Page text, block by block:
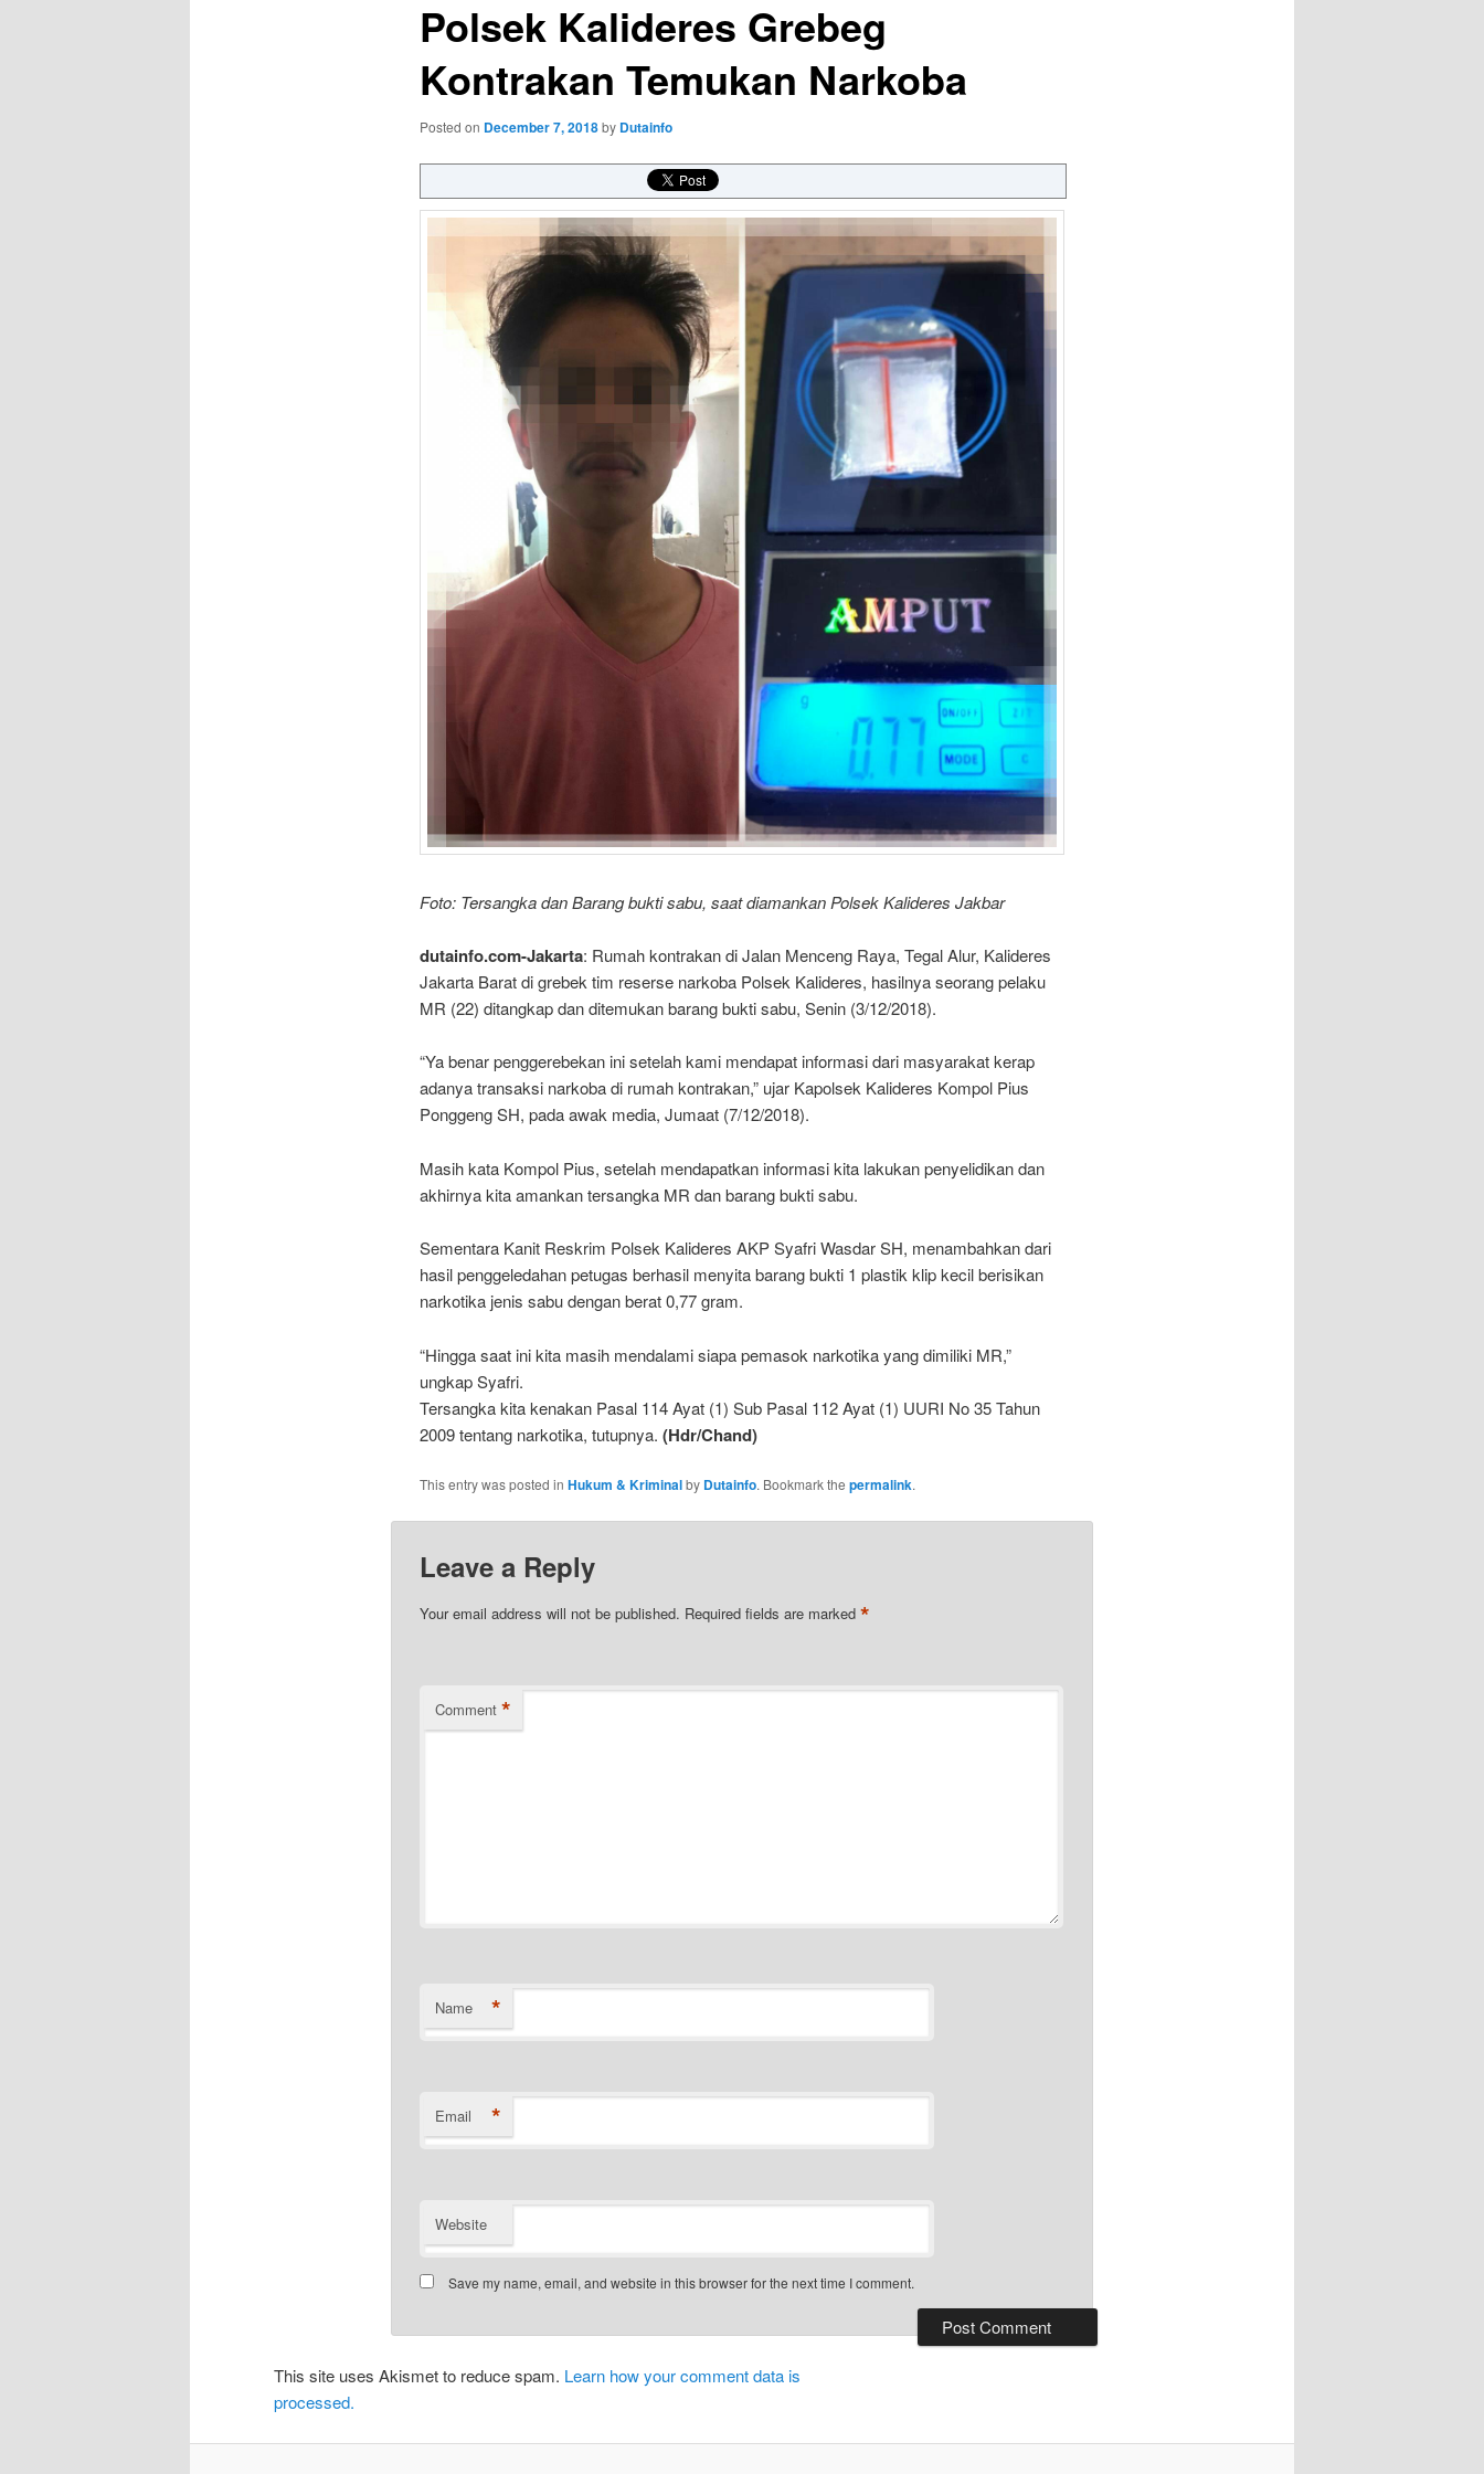
Polsek Kalideres Grebeg
Kontrakan Temukan Narkoba
Posted on December 7, 2018by Dutainfo
Foto: Tersangka dan Barang bukti sabu, saat diamankan Polsek Kalideres Jakbar
dutainfo.com-Jakarta: Rumah kontrakan di Jalan Menceng Raya, Tegal Alur, Kalideres
Jakarta Barat di grebek tim reserse narkoba Polsek Kalideres, hasilnya seorang pelaku
MR (22) ditangkap dan ditemukan barang bukti sabu, Senin (3/12/2018).
“Ya benar penggerebekan ini setelah kami mendapat informasi dari masyarakat kerap
adanya transaksi narkoba di rumah kontrakan,” ujar Kapolsek Kalideres Kompol Pius
Ponggeng SH, pada awak media, Jumaat (7/12/2018).
Masih kata Kompol Pius, setelah mendapatkan informasi kita lakukan penyelidikan dan
akhirnya kita amankan tersangka MR dan barang bukti sabu.
Sementara Kanit Reskrim Polsek Kalideres AKP Syafri Wasdar SH, menambahkan dari
hasil penggeledahan petugas berhasil menyita barang bukti 1 plastik klip kecil berisikan
narkotika jenis sabu dengan berat 0,77 gram.
“Hingga saat ini kita masih mendalami siapa pemasok narkotika yang dimiliki MR,”
ungkap Syafri.
Tersangka kita kenakan Pasal 114 Ayat (1) Sub Pasal 112 Ayat (1) UURI No 35 Tahun
2009 tentang narkotika, tutupnya. (Hdr/Chand)
This entry was posted in Hukum & Kriminalby Dutainfo. Bookmark the permalink.
Leave a Reply
Your email address will not be published. Required fields are marked *
Comment *
Name *
Email *
Website
Save my name, email, and website in this browser for the next time I comment.
This site uses Akismet to reduce spam. Learn how your comment data is
processed.